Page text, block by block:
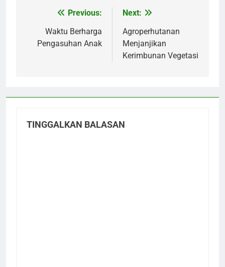
Navigasi
pos
Previous:
Waktu Berharga
Pengasuhan Anak
Next:
Agroperhutanan
Menjanjikan
Kerimbunan Vegetasi
TINGGALKAN BALASAN